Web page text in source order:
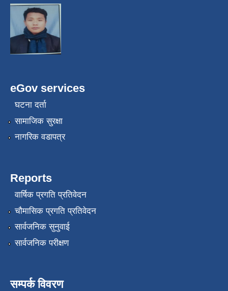
eGov services
घटना दर्ता
सामाजिक सुरक्षा
नागरिक वडापत्र
Reports
वार्षिक प्रगति प्रतिवेदन
चौमासिक प्रगति प्रतिवेदन
सार्वजनिक सुनुवाई
सार्वजनिक परीक्षण
सम्पर्क विवरण